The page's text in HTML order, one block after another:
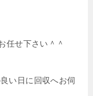
任せ下さい＾＾
い日に回収へお伺